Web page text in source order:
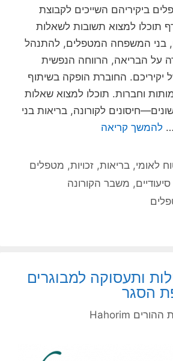
ביקיריהם השייכים לקבוצת
תוכלו למצוא תשובות לשאלות
בני המשפחה המטפלים, להתנהל
על הבריאה, הרווחה הנפשית
יקיריכם. החוברת הופקה בשיתוף
וחברות. תוכלו למצוא שאלות
לקורונה, בריאות בני
להמשך קריאה
לאומי,בריאות,זכויות, מטפלים
, משבר הקורונה
ותעסוקה למבוגרים
הסגר
ההורים Hahorim